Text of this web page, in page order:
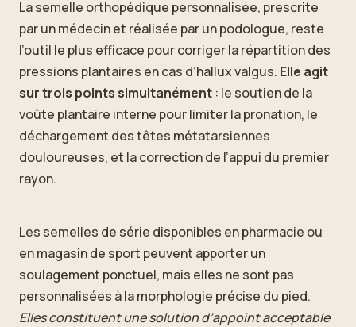
La semelle orthopédique personnalisée, prescrite
par un médecin et réalisée par un podologue, reste
l’outil le plus efficace pour corriger la répartition des
pressions plantaires en cas d’hallux valgus. Elle agit
sur trois points simultanément : le soutien de la
voûte plantaire interne pour limiter la pronation, le
déchargement des têtes métatarsiennes
douloureuses, et la correction de l’appui du premier
rayon.
Les semelles de série disponibles en pharmacie ou
en magasin de sport peuvent apporter un
soulagement ponctuel, mais elles ne sont pas
personnalisées à la morphologie précise du pied.
Elles constituent une solution d’appoint acceptable